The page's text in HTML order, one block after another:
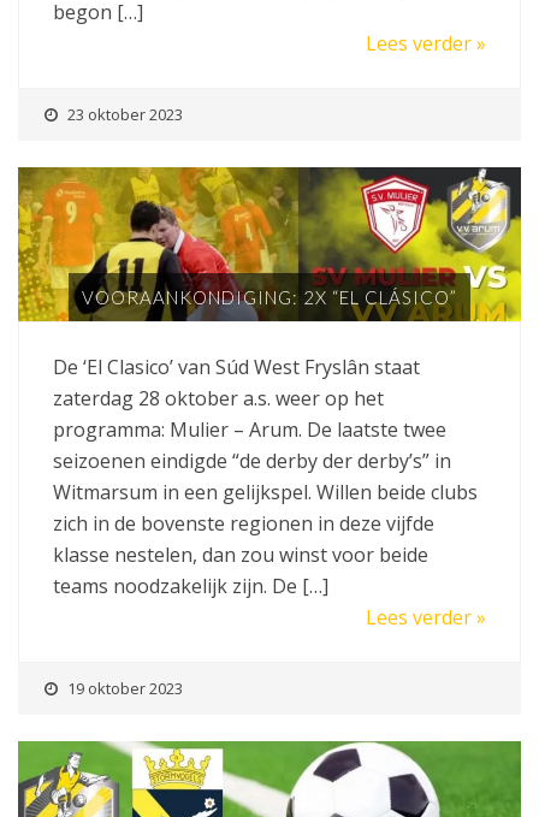
begon […]
Lees verder »
23 oktober 2023
VOORAANKONDIGING: 2X “EL CLÁSICO”
De ‘El Clasico’ van Súd West Fryslân staat
zaterdag 28 oktober a.s. weer op het
programma: Mulier – Arum. De laatste twee
seizoenen eindigde “de derby der derby’s” in
Witmarsum in een gelijkspel. Willen beide clubs
zich in de bovenste regionen in deze vijfde
klasse nestelen, dan zou winst voor beide
teams noodzakelijk zijn. De […]
Lees verder »
19 oktober 2023